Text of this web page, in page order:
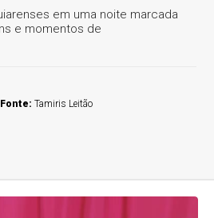
em uma noite marcada
e momentos de
Fonte:Tamiris Leitão